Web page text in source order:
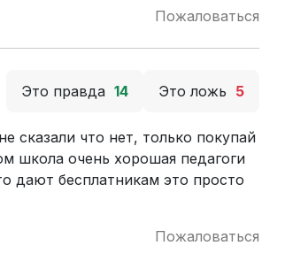
Пожаловаться
Это правда 14 Это ложь 5
сказали что нет, только покупай
школа очень хорошая педагоги
дают бесплатникам это просто
Пожаловаться